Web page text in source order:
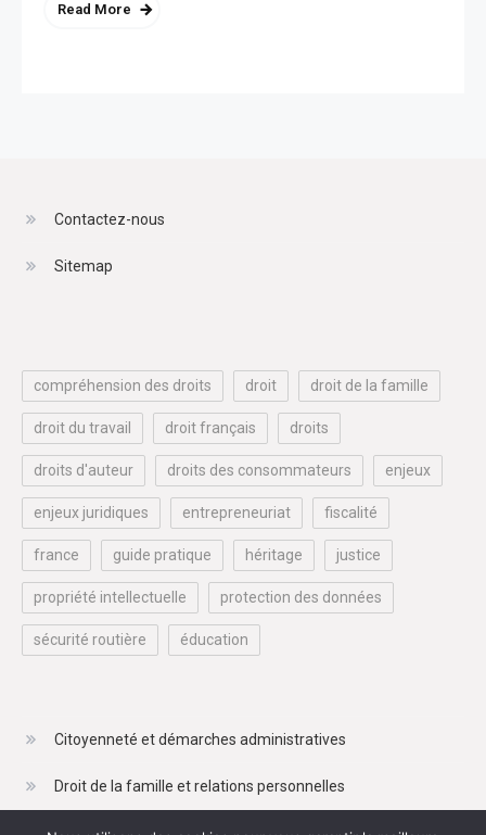
Read More
Contactez-nous
Sitemap
compréhension des droits droit droit de la famille
droit du travail droit français droits
droits d'auteur droits des consommateurs enjeux
enjeux juridiques entrepreneuriat fiscalité
france guide pratique héritage justice
propriété intellectuelle protection des données
sécurité routière éducation
Citoyenneté et démarches administratives
Droit de la famille et relations personnelles